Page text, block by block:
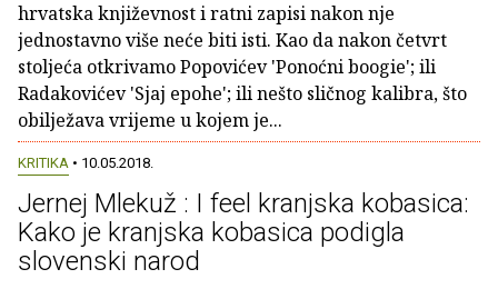
hrvatska književnost i ratni zapisi nakon nje
jednostavno više neće biti isti. Kao da nakon četvrt
stoljeća otkrivamo Popovićev 'Ponoćni boogie'; ili
Radakovićev 'Sjaj epohe'; ili nešto sličnog kalibra, što
obilježava vrijeme u kojem je...
KRITIKA • 10.05.2018.
Jernej Mlekuž : I feel kranjska kobasica:
Kako je kranjska kobasica podigla
slovenski narod